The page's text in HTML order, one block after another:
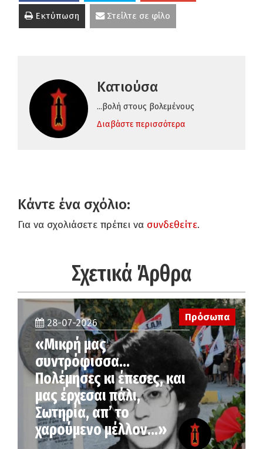
Εκτύπωση Στείλτε σε φίλο
Κατιούσα
...βολή στους βολεμένους
Διαβάστε περισσότερα
Κάντε ένα σχόλιο:
Για να σχολιάσετε πρέπει να συνδεθείτε.
Σχετικά Άρθρα
Πρόσωπα
28-07-2026
«Μικρή μας
συντρόφισσα…
Πολέμησες κι έπεσες, και
μας έρχεσαι πάλι,
Σωτηρία, απ’ το
χαρούμενο μέλλον…»